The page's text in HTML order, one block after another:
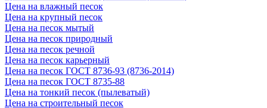
Цена на влажный песок
Цена на крупный песок
Цена на песок мытый
Цена на песок природный
Цена на песок речной
Цена на песок карьерный
Цена на песок ГОСТ 8736-93 (8736-2014)
Цена на песок ГОСТ 8735-88
Цена на тонкий песок (пылеватый)
Цена на строительный песок